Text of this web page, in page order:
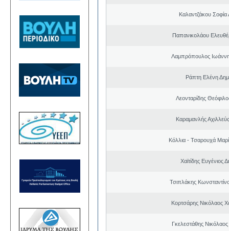
Καλαντζάκου Σοφία
Παπανικολάου
Λαμπρόπουλος
Ράπτη Ελένη
Λεονταρίδης
Καραμανλής
Κόλλια - Τσαρουχά
Χαϊτίδης Ευγένιος
Τσιπλάκης
Κορτσάρης Νικόλαος
Γκελεστάθης